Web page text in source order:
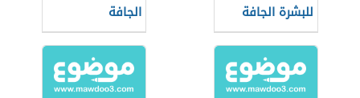
للبشرة الجافة
والحساسة
الجافة